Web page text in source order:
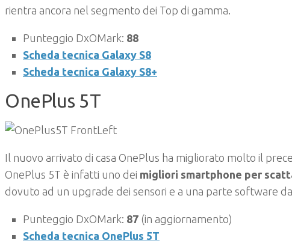
rientra ancora nel segmento dei Top di gamma.
Punteggio DxOMark: 88
Scheda tecnica Galaxy S8
Scheda tecnica Galaxy S8+
OnePlus 5T
Il nuovo arrivato di casa OnePlus ha migliorato molto il
OnePlus 5T è infatti uno dei migliori smartphone per
dovuto ad un upgrade dei sensori e a una parte software
Punteggio DxOMark: 87 (in aggiornamento)
Scheda tecnica OnePlus 5T